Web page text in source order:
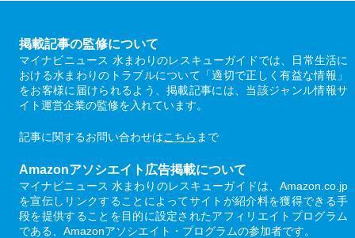
掲載記事の監修について
マイナビニュース 水まわりのレスキューガイドでは、日常生活に
おける水まわりのトラブルについて「適切で正しく有益な情報」
をお客様に届けられるよう、掲載記事には、当該ジャンル情報サ
イト運営企業の監修を入れています。
記事に関するお問い合わせはこちら まで
Amazonアソシエイト広告掲載について
マイナビニュース 水まわりのレスキューガイドは、Amazon.co.jp
を宣伝しリンクすることによってサイトが紹介料を獲得できる手
段を提供することを目的に設定されたアフィリエイトプログラム
である、Amazonアソシエイト・プログラムの参加者です。